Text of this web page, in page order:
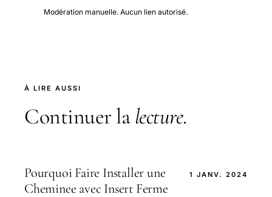
Modération manuelle. Aucun lien autorisé.
À LIRE AUSSI
Continuer la lecture.
Pourquoi Faire Installer une
Cheminee avec Insert Ferme
1 JANV. 2024